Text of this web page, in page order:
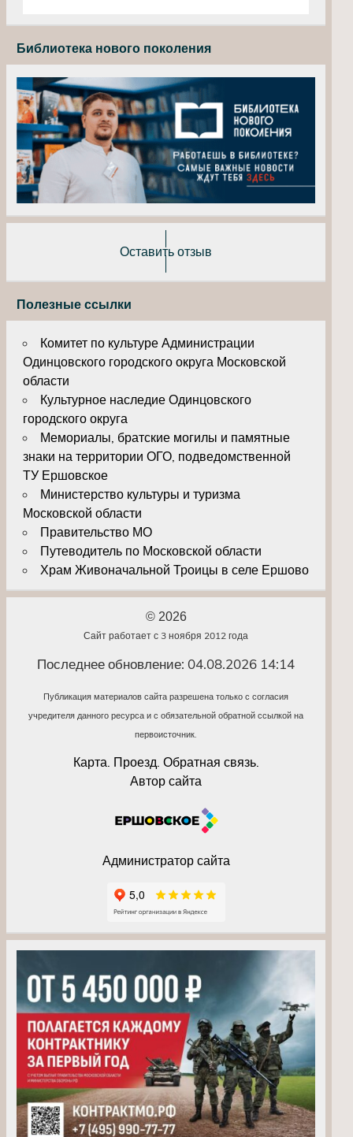
Библиотека нового поколения
Оставить отзыв
Полезные ссылки
Комитет по культуре Администрации
Одинцовского городского округа Московской
области
Культурное наследие Одинцовского
городского округа
Мемориалы, братские могилы и памятные
знаки на территории ОГО, подведомственной
ТУ Ершовское
Министерство культуры и туризма
Московской области
Правительство МО
Путеводитель по Московской области
Храм Живоначальной Троицы в селе Ершово
© 2026
Сайт работает с 3 ноября 2012 года
Последнее обновление: 04.08.2026 14:14
Публикация материалов сайта разрешена только с согласия
учредителя данного ресурса и с обязательной обратной ссылкой на
первоисточник.
Карта. Проезд. Обратная связь.
Автор сайта
Администратор сайта